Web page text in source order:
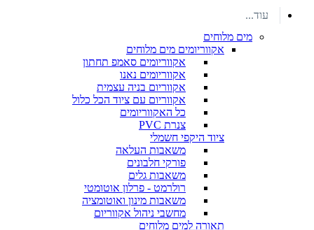
עוד...
מים מלוחים
אקווריומים מים מלוחים
אקווריומים סאמפ תחתון
אקווריומים נאנו
אקווריום בניה עצמית
אקווריום עם ציוד הכל כלול
כל האקווריומים
צנרת PVC
ציוד היקפי חשמלי
משאבות העלאה
פורקי חלבונים
משאבות גלים
רולרמט - פרלון אוטומטי
משאבות מינון ואוטומציה
מחשבי ניהול אקווריום
תאורה למים מלוחים